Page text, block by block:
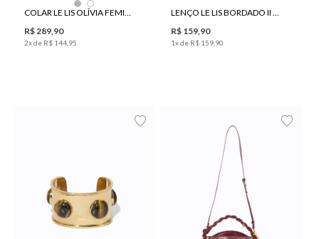
COLAR LE LIS OLÍVIA FEMININO
R$ 289 90
2x de R$ 144 95
LENÇO LE LIS BORDADO II FEMININO
R$ 159 90
1x de R$ 159 90